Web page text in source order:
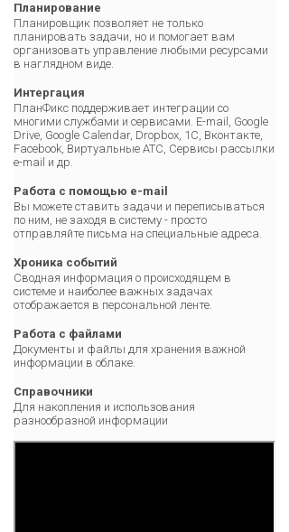
Планирование
Планировщик позволяет не только
планировать задачи, но и помогает вам
организовать управление любыми ресурсами
в наглядном виде.
Интергация
ПланФикс поддерживает интеграции со
многими службами и сервисами. E-mail, Google
Drive, Google Calendar, Dropbox, 1С, Вконтакте,
Facebook, Виртуальные АТС, Сервисы рассылки
e-mail и др.
Работа с помощью e-mail
Вы можете ставить задачи и переписываться
по ним, не заходя в систему - просто
отправляйте письма на специальные адреса.
Хроника событий
Сводная информация о происходящем в
системе и наиболее важных задачах
отображается в персональной ленте.
Работа с файлами
Документы и файлы для хранения важной
информации в облаке.
Справочники
Для накопления и использования
разнообразной информации